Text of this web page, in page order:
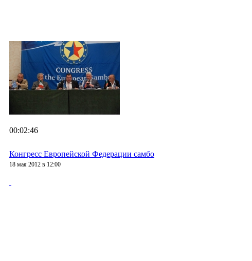
00:02:46
Конгресс Европейской Федерации самбо
18 мая 2012 в 12:00